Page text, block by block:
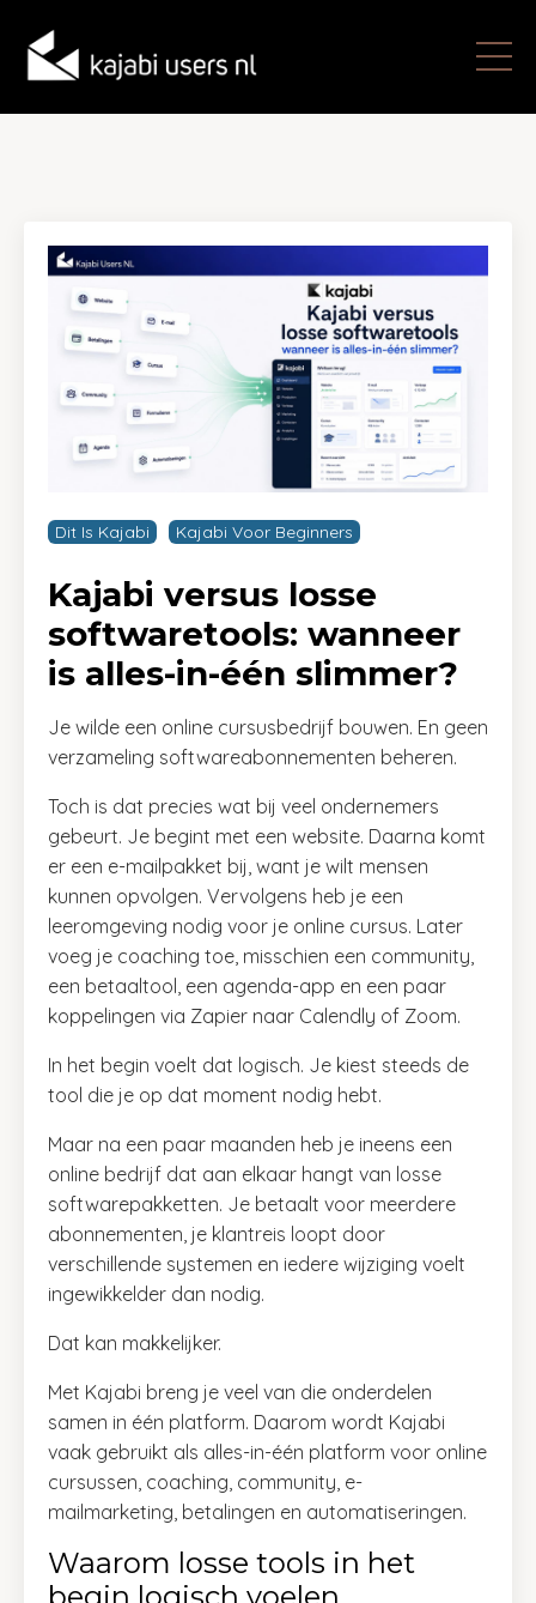
Dit Is Kajabi Kajabi Voor Beginners
Kajabi versus losse
softwaretools: wanneer
is alles-in-één slimmer?
Je wilde een online cursusbedrijf bouwen. En geen
verzameling softwareabonnementen beheren.
Toch is dat precies wat bij veel ondernemers
gebeurt. Je begint met een website. Daarna komt
er een e-mailpakket bij, want je wilt mensen
kunnen opvolgen. Vervolgens heb je een
leeromgeving nodig voor je online cursus. Later
voeg je coaching toe, misschien een community,
een betaaltool, een agenda-app en een paar
koppelingen via Zapier naar Calendly of Zoom.
In het begin voelt dat logisch. Je kiest steeds de
tool die je op dat moment nodig hebt.
Maar na een paar maanden heb je ineens een
online bedrijf dat aan elkaar hangt van losse
softwarepakketten. Je betaalt voor meerdere
abonnementen, je klantreis loopt door
verschillende systemen en iedere wijziging voelt
ingewikkelder dan nodig.
Dat kan makkelijker.
Met Kajabi breng je veel van die onderdelen
samen in één platform. Daarom wordt Kajabi
vaak gebruikt als alles-in-één platform voor online
cursussen, coaching, community, e-
mailmarketing, betalingen en automatiseringen.
Waarom losse tools in het